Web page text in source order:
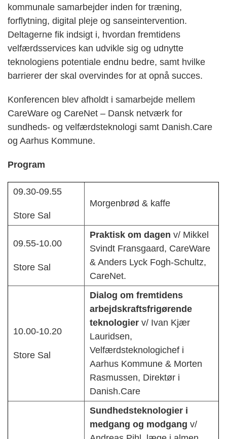
kommunale samarbejder inden for træning,
forflytning, digital pleje og sanseintervention.
Deltagerne fik indsigt i, hvordan fremtidens
velfærdsservices kan udvikle sig og udnytte
teknologiens potentiale endnu bedre, samt hvilke
barrierer der skal overvindes for at opnå succes.
Konferencen blev afholdt i samarbejde mellem
CareWare og CareNet – Dansk netværk for
sundheds- og velfærdsteknologi samt Danish.Care
og Aarhus Kommune.
Program
09.30-09.55
Store Sal
Morgenbrød & kaffe
09.55-10.00
Store Sal
Praktisk om dagen v/ Mikkel
Svindt Fransgaard, CareWare
& Anders Lyck Fogh-Schultz,
CareNet.
10.00-10.20
Store Sal
Dialog om fremtidens
arbejdskraftsfrigørende
teknologier v/ Ivan Kjær
Lauridsen,
Velfærdsteknologichef i
Aarhus Kommune & Morten
Rasmussen, Direktør i
Danish.Care
Sundhedsteknologier i
medgang og modgang v/